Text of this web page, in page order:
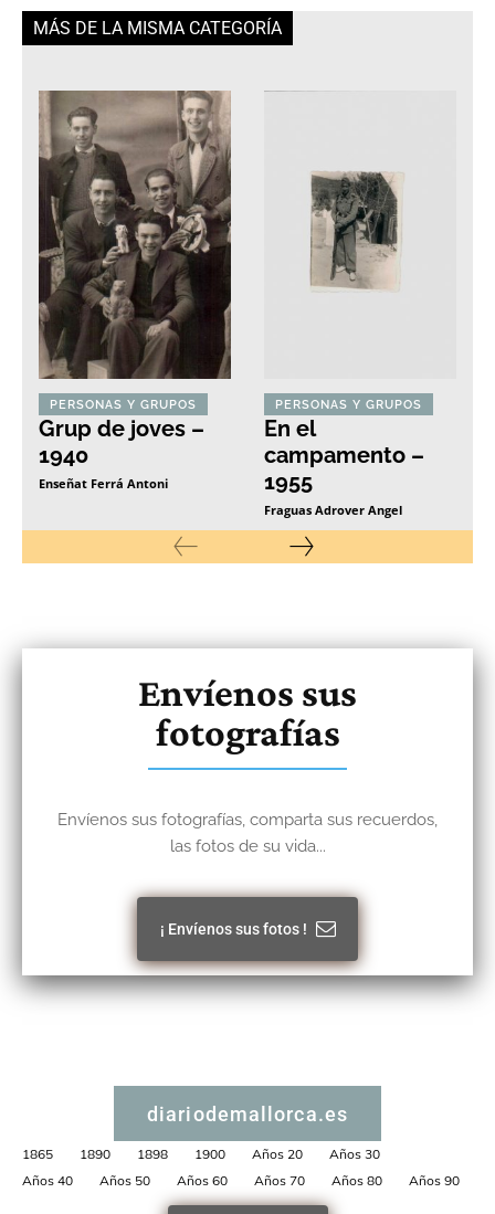
MÁS DE LA MISMA CATEGORÍA
PERSONAS Y GRUPOS
Grup de joves –
1940
Enseñat Ferrá Antoni
PERSONAS Y GRUPOS
En el
campamento –
1955
Fraguas Adrover Angel
Envíenos sus
fotografías
Envíenos sus fotografías, comparta sus recuerdos,
las fotos de su vida...
¡ Envíenos sus fotos !
diariodemallorca.es
1865 1890 1898 1900 Años 20
Años 30
Años 40
Años 50 Años 60 Años 70 Años 80 Años 90